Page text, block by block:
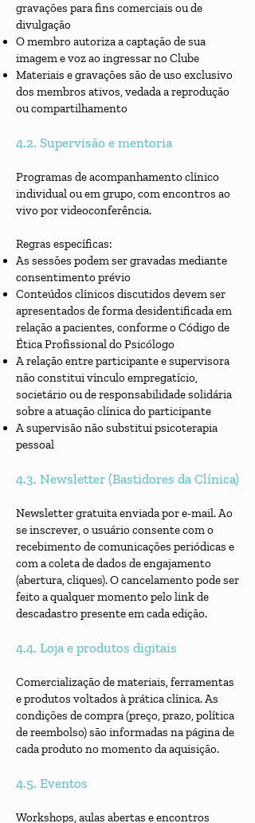
gravações para fins comerciais ou de
divulgação
O membro autoriza a captação de sua
imagem e voz ao ingressar no Clube
Materiais e gravações são de uso exclusivo
dos membros ativos, vedada a reprodução
ou compartilhamento
4.2. Supervisão e mentoria
Programas de acompanhamento clínico
individual ou em grupo, com encontros ao
vivo por videoconferência.
Regras específicas:
As sessões podem ser gravadas mediante
consentimento prévio
Conteúdos clínicos discutidos devem ser
apresentados de forma desidentificada em
relação a pacientes, conforme o Código de
Ética Profissional do Psicólogo
A relação entre participante e supervisora
não constitui vínculo empregatício,
societário ou de responsabilidade solidária
sobre a atuação clínica do participante
A supervisão não substitui psicoterapia
pessoal
4.3. Newsletter (Bastidores da Clínica)
Newsletter gratuita enviada por e-mail. Ao
se inscrever, o usuário consente com o
recebimento de comunicações periódicas e
com a coleta de dados de engajamento
(abertura, cliques). O cancelamento pode ser
feito a qualquer momento pelo link de
descadastro presente em cada edição.
4.4. Loja e produtos digitais
Comercialização de materiais, ferramentas
e produtos voltados à prática clínica. As
condições de compra (preço, prazo, política
de reembolso) são informadas na página de
cada produto no momento da aquisição.
4.5. Eventos
Workshops, aulas abertas e encontros